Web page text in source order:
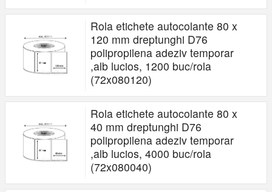
Rola etichete autocolante 80 x
120 mm dreptunghi D76
polipropilena adeziv temporar
,alb lucios, 1200 buc/rola
(72x080120)
Rola etichete autocolante 80 x
40 mm dreptunghi D76
polipropilena adeziv temporar
,alb lucios, 4000 buc/rola
(72x080040)